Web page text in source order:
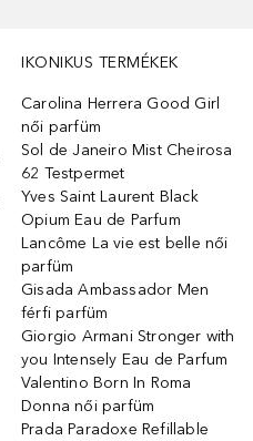
IKONIKUS TERMÉKEK
Carolina Herrera Good Girl
női parfüm
Sol de Janeiro Mist Cheirosa
62 Testpermet
Yves Saint Laurent Black
Opium Eau de Parfum
Lancôme La vie est belle női
parfüm
Gisada Ambassador Men
férfi parfüm
Giorgio Armani Stronger with
you Intensely Eau de Parfum
Valentino Born In Roma
Donna női parfüm
Prada Paradoxe Refillable